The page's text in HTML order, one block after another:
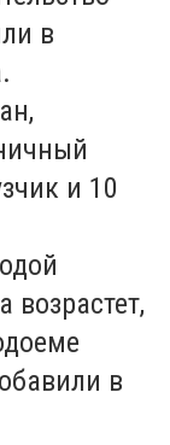
в
и 10
возрастет,
в